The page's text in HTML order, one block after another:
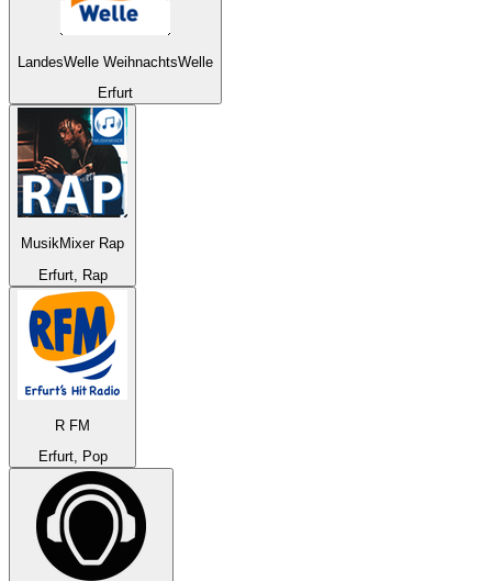
LandesWelle WeihnachtsWelle
Erfurt
MusikMixer Rap
Erfurt, Rap
R FM
Erfurt, Pop